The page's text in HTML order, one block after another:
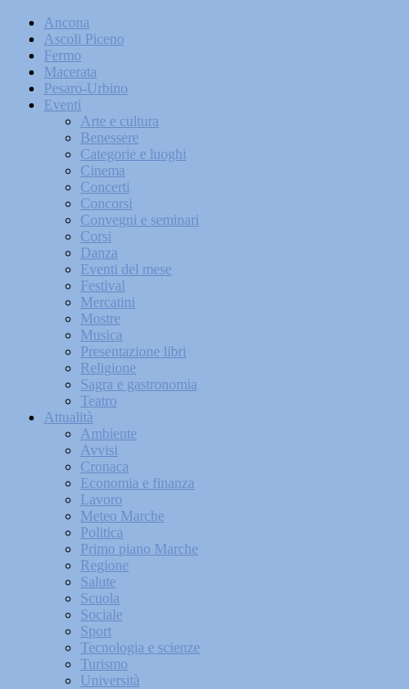
Ancona
Ascoli Piceno
Fermo
Macerata
Pesaro-Urbino
Eventi
Arte e cultura
Benessere
Categorie e luoghi
Cinema
Concerti
Concorsi
Convegni e seminari
Corsi
Danza
Eventi del mese
Festival
Mercatini
Mostre
Musica
Presentazione libri
Religione
Sagra e gastronomia
Teatro
Attualità
Ambiente
Avvisi
Cronaca
Economia e finanza
Lavoro
Meteo Marche
Politica
Primo piano Marche
Regione
Salute
Scuola
Sociale
Sport
Tecnologia e scienze
Turismo
Università